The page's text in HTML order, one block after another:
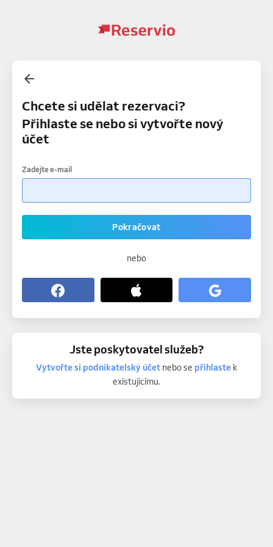
Chcete si udělat rezervaci?
Přihlaste se nebo si vytvořte nový
účet
Zadejte e-mail
Pokračovat
nebo
Jste poskytovatel služeb?
Vytvořte si podnikatelský účetnebo se přihlastek
existujícímu.